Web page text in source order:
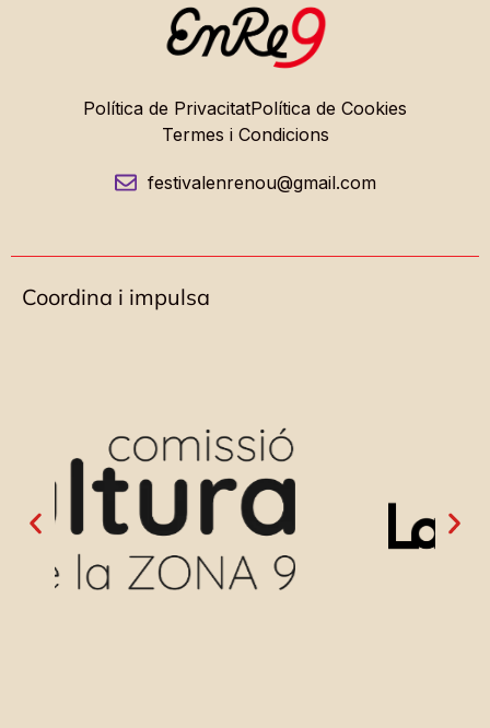
Política de PrivacitatPolítica de Cookies
Termes i Condicions
festivalenrenou@gmail.com
Coordina i impulsa